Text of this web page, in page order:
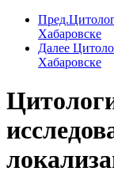
Пред.
Хабаровске
Далее
Хабаровске